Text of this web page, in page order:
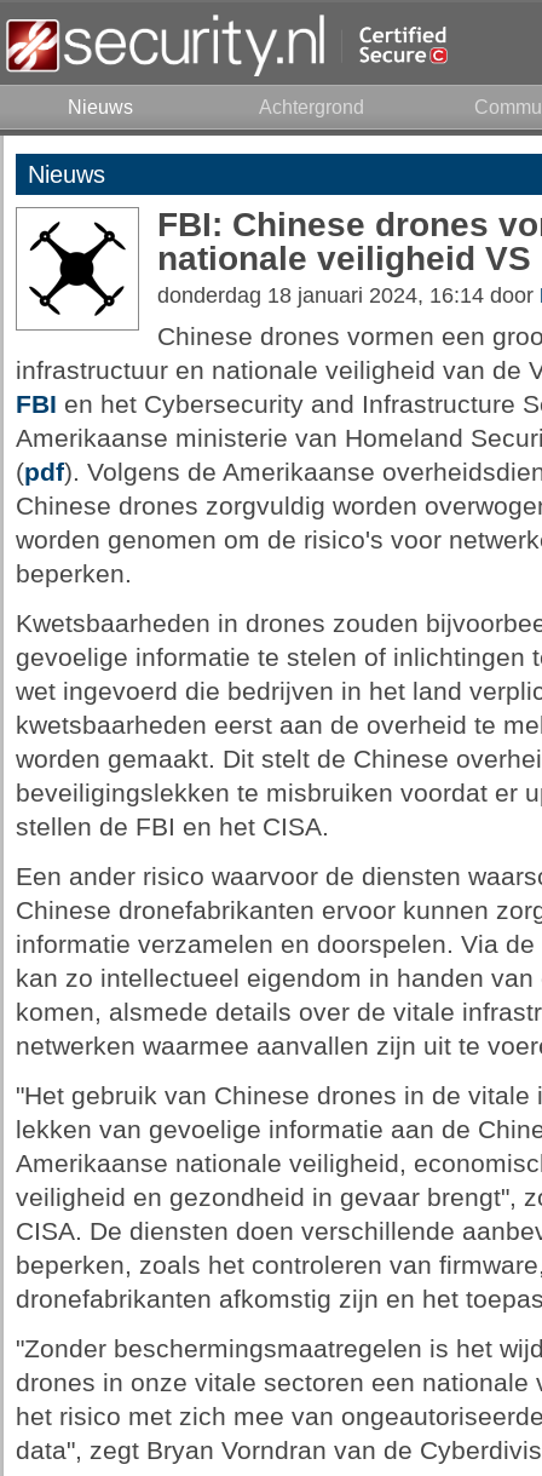
Nieuws Achtergrond
Nieuws
FBI: Chinese drones
nationale veiligheid VS
donderdag 18 januari 2024, 16:14 door
Chinese drones vormen een
infrastructuur en nationale veiligheid van de
FBI en het Cybersecurity and Infrastructure
Amerikaanse ministerie van Homeland
(pdf). Volgens de Amerikaanse
Chinese drones zorgvuldig worden
worden genomen om de risico's voor
beperken.
Kwetsbaarheden in drones zouden
gevoelige informatie te stelen of inlichtingen
wet ingevoerd die bedrijven in het land
kwetsbaarheden eerst aan de overheid te
worden gemaakt. Dit stelt de Chinese
beveiligingslekken te misbruiken voordat er
stellen de FBI en het CISA.
Een ander risico waarvoor de diensten
Chinese dronefabrikanten ervoor kunnen
informatie verzamelen en doorspelen. Via
kan zo intellectueel eigendom in handen
komen, alsmede details over de vitale
netwerken waarmee aanvallen zijn uit te
"Het gebruik van Chinese drones in de
lekken van gevoelige informatie aan de
Amerikaanse nationale veiligheid,
veiligheid en gezondheid in gevaar brengt",
CISA. De diensten doen verschillende
beperken, zoals het controleren van
dronefabrikanten afkomstig zijn en het
"Zonder beschermingsmaatregelen is het
drones in onze vitale sectoren een
het risico met zich mee van
data", zegt Bryan Vorndran van de